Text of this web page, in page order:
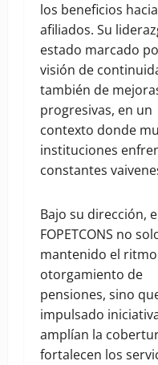
los beneficios
afiliados. Su
estado marcado
visión de
también de
progresivas, en un
contexto donde
instituciones
constantes
Bajo su dirección,
FOPETCONS no
mantenido el
otorgamiento de
pensiones, sino
impulsado
amplían la
fortalecen los